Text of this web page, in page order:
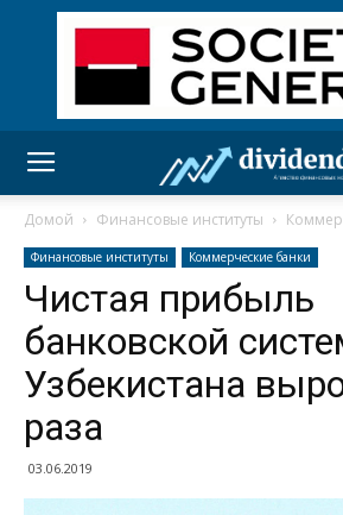
Домой Финансовые институты
Финансовые институты Коммерческие банки
Чистая прибыль
банковской
Узбекистана
раза
03.06.2019